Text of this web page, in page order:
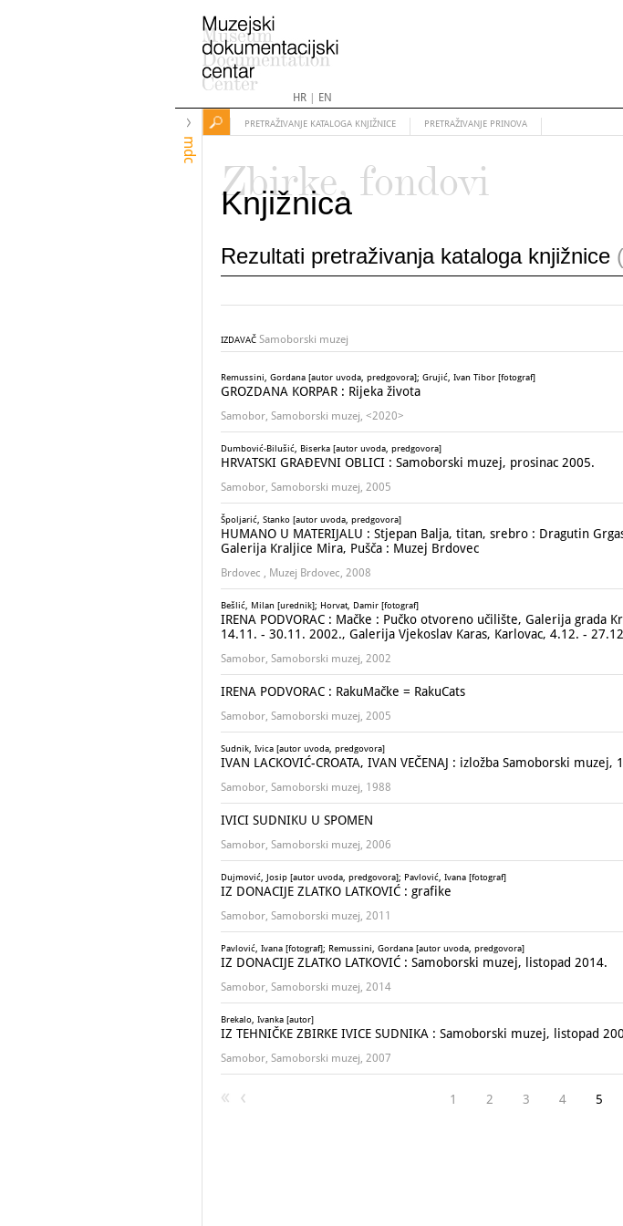
HR| EN
mdc
PRETRAŽIVANJE KATALOGA KNJIŽNICE PRETRAŽIVANJE PRINOVA
Zbirke, fondovi
Knjižnica
Rezultati pretraživanja kataloga knjižnice
IZDAVAČ Samoborski muzej
Remussini, Gordana [autor uvoda, predgovora]; Grujić, Ivan Tibor [fotograf]
GROZDANA KORPAR : Rijeka života
Samobor, Samoborski muzej, <2020>
Dumbović-Bilušić, Biserka [autor uvoda, predgovora]
HRVATSKI GRAĐEVNI OBLICI : Samoborski muzej, prosinac 2005.
Samobor, Samoborski muzej, 2005
Špoljarić, Stanko [autor uvoda, predgovora]
HUMANO U MATERIJALU : Stjepan Balja, titan, srebro : Dragutin
Galerija Kraljice Mira, Pušča : Muzej Brdovec
Brdovec , Muzej Brdovec, 2008
Bešlić, Milan [urednik]; Horvat, Damir [fotograf]
IRENA PODVORAC : Mačke : Pučko otvoreno učilište, Galerija grada
14.11. - 30.11. 2002., Galerija Vjekoslav Karas, Karlovac, 4.12. -
Samobor, Samoborski muzej, 2002
IRENA PODVORAC : RakuMačke = RakuCats
Samobor, Samoborski muzej, 2005
Sudnik, Ivica [autor uvoda, predgovora]
IVAN LACKOVIĆ-CROATA, IVAN VEČENAJ : izložba Samoborski
Samobor, Samoborski muzej, 1988
IVICI SUDNIKU U SPOMEN
Samobor, Samoborski muzej, 2006
Dujmović, Josip [autor uvoda, predgovora]; Pavlović, Ivana [fotograf]
IZ DONACIJE ZLATKO LATKOVIĆ : grafike
Samobor, Samoborski muzej, 2011
Pavlović, Ivana [fotograf]; Remussini, Gordana [autor uvoda, predgovora]
IZ DONACIJE ZLATKO LATKOVIĆ : Samoborski muzej, listopad 2014.
Samobor, Samoborski muzej, 2014
Brekalo, Ivanka [autor]
IZ TEHNIČKE ZBIRKE IVICE SUDNIKA : Samoborski muzej, listopad
Samobor, Samoborski muzej, 2007
1 2 3 4 5